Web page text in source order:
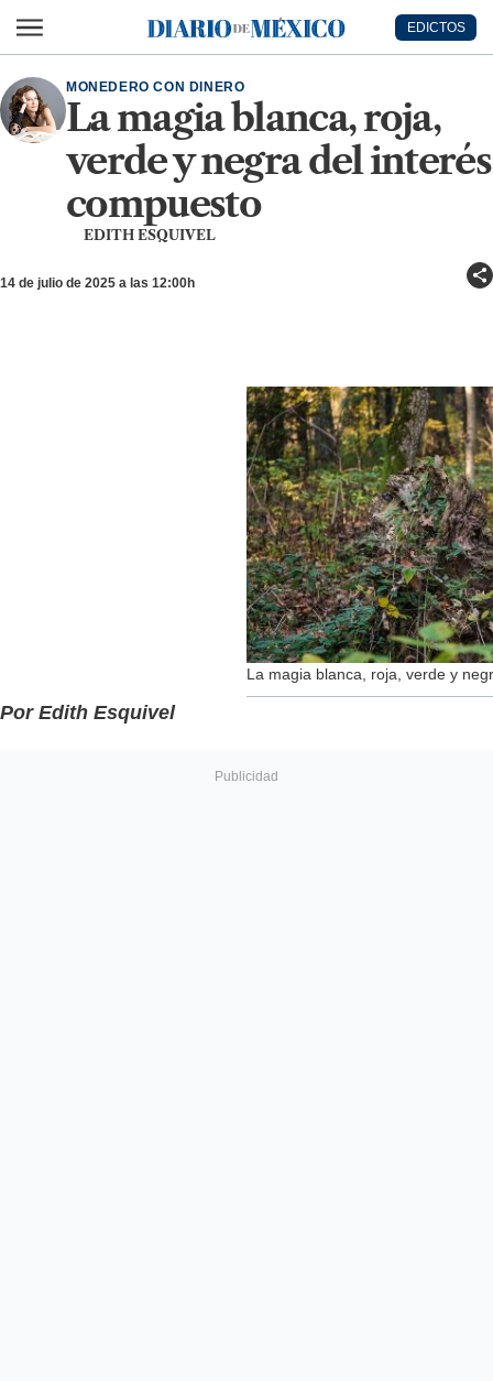
Diario de México
EDICTOS
MONEDERO CON DINERO
La magia blanca, roja,
verde y negra del interés
compuesto
EDITH ESQUIVEL
14 de julio de 2025 a las 12:00h
La magia blanca, roja, verde y
Por Edith Esquivel